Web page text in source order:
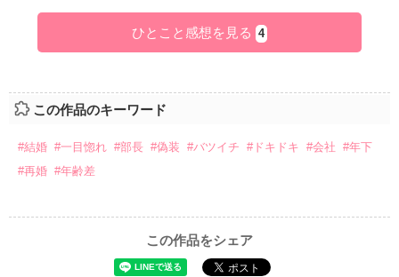
ひとこと感想を見る 4
この作品のキーワード
#結婚 #一目惚れ #部長 #偽装 #バツイチ #ドキドキ #会社 #年下
#再婚 #年齢差
この作品をシェア